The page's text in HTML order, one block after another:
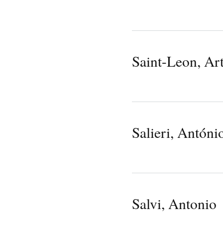
Saint-Leon,
Salieri,
Salvi, Antonio